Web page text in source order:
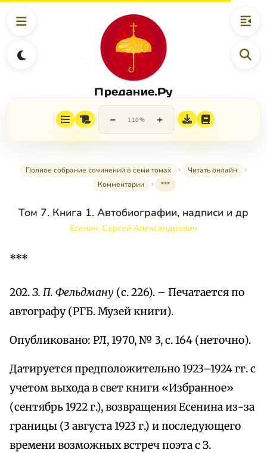
Предание.Ру
− 110% +
Полное собрание сочинений в семи томах
Читать онлайн
Комментарии
***
Том 7. Книга 1. Автобиографии, надписи и др
Есенин, Сергей Александрович
***
202.З. П. Фельдману (с. 226). – Печатается по
автографу (РГБ. Музей книги).
Опубликовано: РЛ, 1970, № 3, с. 164 (неточно).
Датируется предположительно 1923–1924 гг. с
учетом выхода в свет книги «Избранное»
(сентябрь 1922 г.), возвращения Есенина из-за
границы (3 августа 1923 г.) и последующего
времени возможных встреч поэта с З.